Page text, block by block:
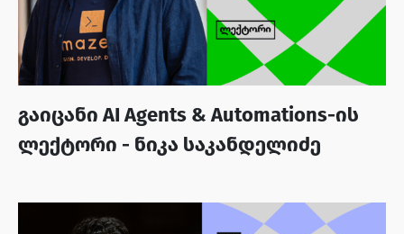
გაიცანი AI Agents & Automations-ის
ლექტორი - ნიკა საკანდელიძე